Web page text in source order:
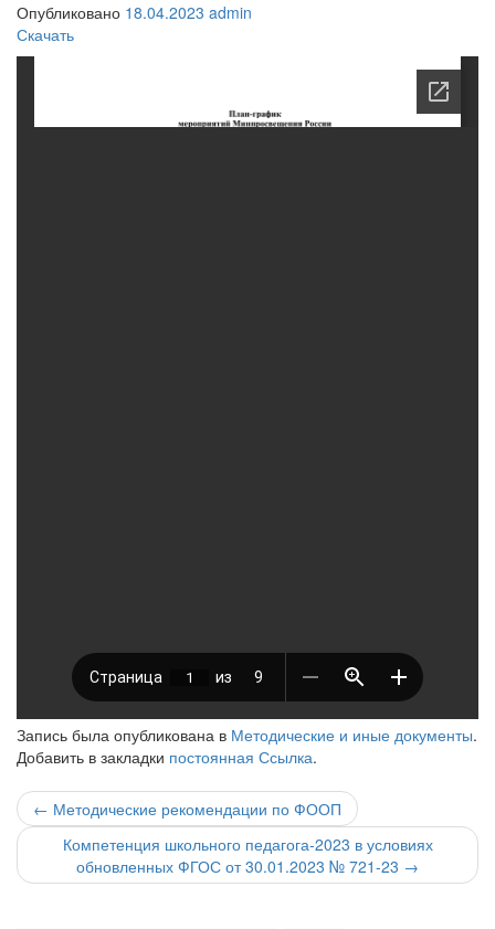
Опубликовано 18.04.2023 admin
Скачать
Запись была опубликована в Методические и иные документы.
Добавить в закладки постоянная Ссылка.
Навигация
по
записи
← Методические рекомендации по ФООП
Компетенция школьного педагога-2023 в условиях
обновленных ФГОС от 30.01.2023 № 721-23 →